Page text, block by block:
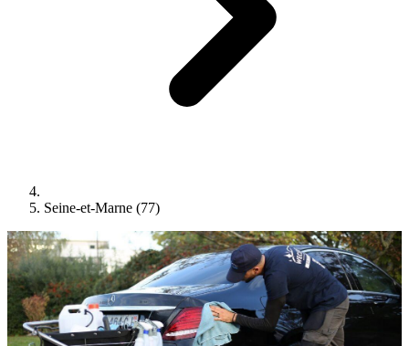
Seine-et-Marne (77)